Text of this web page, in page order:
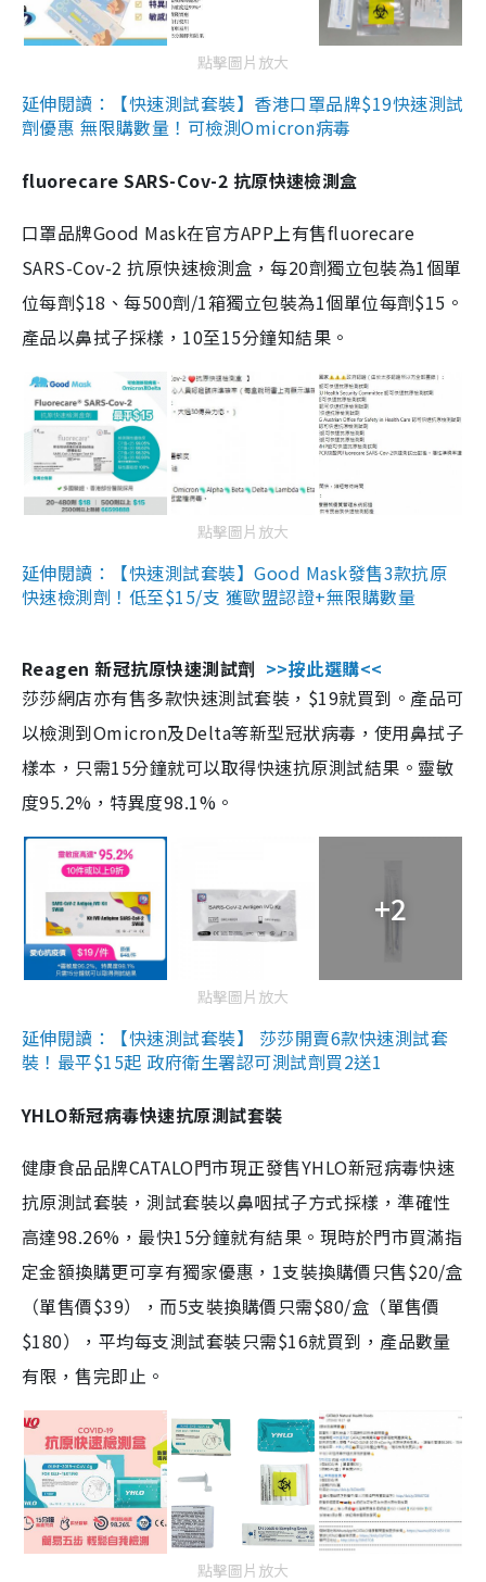
點擊圖片放大
延伸閱讀：【快速測試套裝】香港口罩品牌$19快速測試
劑優惠 無限購數量！可檢測Omicron病毒
fluorecare SARS-Cov-2 抗原快速檢測盒
口罩品牌Good Mask在官方APP上有售fluorecare
SARS-Cov-2 抗原快速檢測盒，每20劑獨立包裝為1個單
位每劑$18、每500劑/1箱獨立包裝為1個單位每劑$15。
產品以鼻拭子採樣，10至15分鐘知結果。
點擊圖片放大
延伸閱讀：【快速測試套裝】Good Mask發售3款抗原
快速檢測劑！低至$15/支 獲歐盟認證+無限購數量
Reagen 新冠抗原快速測試劑 >>按此選購<<
莎莎網店亦有售多款快速測試套裝，$19就買到。產品可
以檢測到Omicron及Delta等新型冠狀病毒，使用鼻拭子
樣本，只需15分鐘就可以取得快速抗原測試結果。靈敏
度95.2%，特異度98.1%。
+2
點擊圖片放大
延伸閱讀：【快速測試套裝】 莎莎開賣6款快速測試套
裝！最平$15起 政府衛生署認可測試劑買2送1
YHLO新冠病毒快速抗原測試套裝
健康食品品牌CATALO門市現正發售YHLO新冠病毒快速
抗原測試套裝，測試套裝以鼻咽拭子方式採樣，準確性
高達98.26%，最快15分鐘就有結果。現時於門市買滿指
定金額換購更可享有獨家優惠，1支裝換購價只售$20/盒
（單售價$39），而5支裝換購價只需$80/盒（單售價
$180），平均每支測試套裝只需$16就買到，產品數量
有限，售完即止。
點擊圖片放大